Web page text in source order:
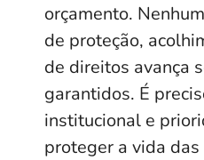
orçamento.
de proteção,
de direitos avança
garantidos. É
institucional e
proteger a vida